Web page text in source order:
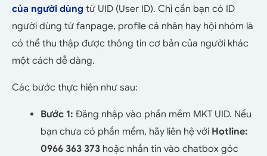
của người dùng từ UID (User ID). Chỉ cần bạn có ID
người dùng từ fanpage, profile cá nhân hay hội nhóm là
có thể thu thập được thông tin cơ bản của người khác
một cách dễ dàng.
Các bước thực hiện như sau:
Bước 1: Đăng nhập vào phần mềm MKT UID. Nếu
bạn chưa có phần mềm, hãy liên hệ với Hotline:
0966 363 373 hoặc nhắn tin vào chatbox góc